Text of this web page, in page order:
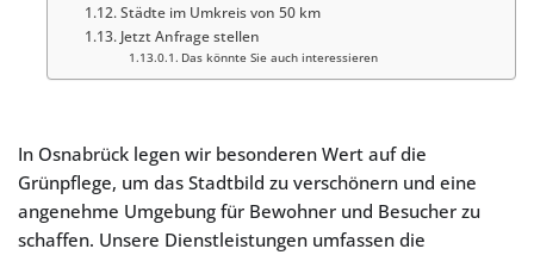
Städte im Umkreis von 50 km
Jetzt Anfrage stellen
Das könnte Sie auch interessieren
In Osnabrück legen wir besonderen Wert auf die
Grünpflege, um das Stadtbild zu verschönern und eine
angenehme Umgebung für Bewohner und Besucher zu
schaffen. Unsere Dienstleistungen umfassen die